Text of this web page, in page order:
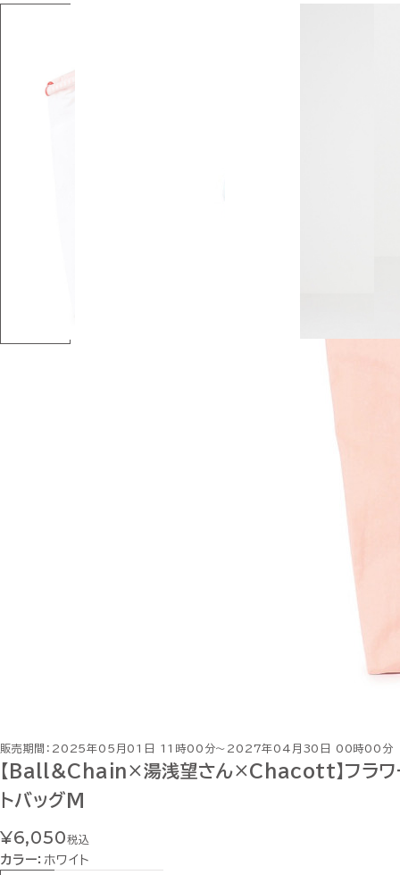
販売期間：2025年05月01日 11時00分～2027年04月30日 00時00分
【Ball＆Chain×湯浅望さん×Chacott】フラワ
トバッグM
¥6,050税込
カラー： ホワイト